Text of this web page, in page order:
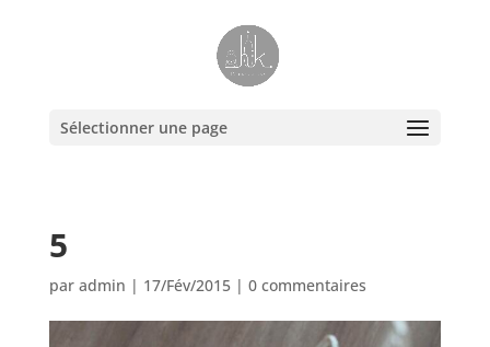
Sélectionner une page
5
par admin | 17/Fév/2015| 0 commentaires